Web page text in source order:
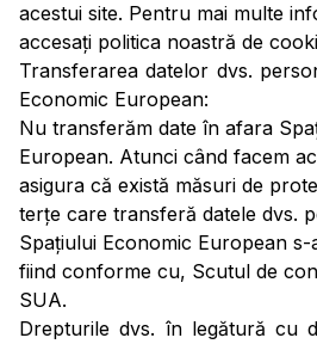
acestui site. Pentru mai multe
accesați politica noastră de
Transferarea datelor dvs.
Economic European:
Nu transferăm date în afara
European. Atunci când facem
asigura că există măsuri de
terțe care transferă datele dvs.
Spațiului Economic European
fiind conforme cu, Scutul de
SUA.
Drepturile dvs. în legătură cu